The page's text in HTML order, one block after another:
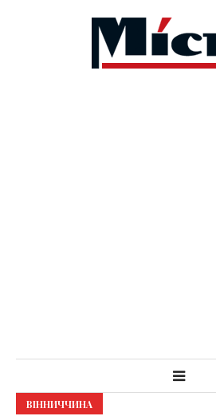
ВІННИЧЧИНА